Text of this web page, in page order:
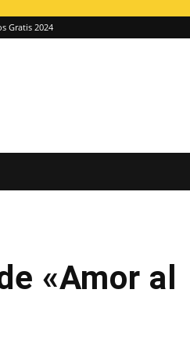
Gratis 2024
«Amor al